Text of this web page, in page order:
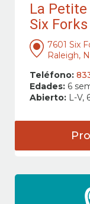
La
Six Forks
7601 Six
Raleigh,
Teléfono:
Edades: 6
Abierto: L-V,